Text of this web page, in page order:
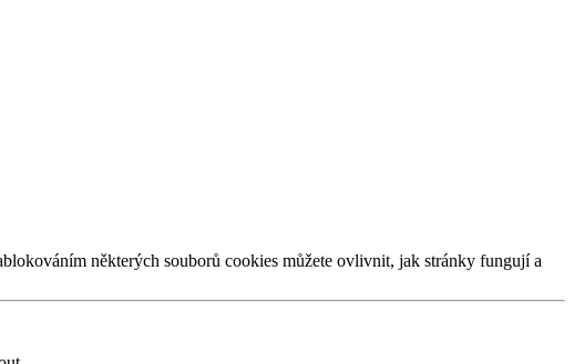
některých souborů cookies můžete ovlivnit, jak stránky fungují a